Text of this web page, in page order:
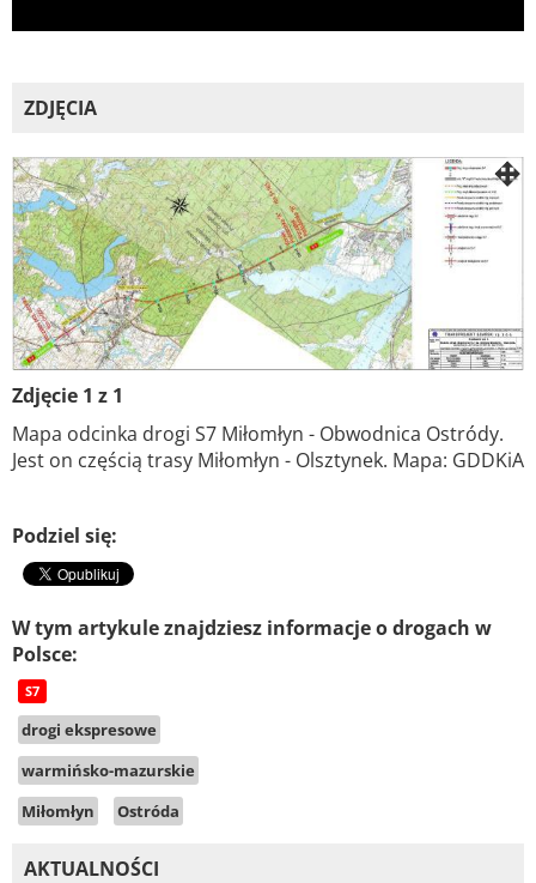
ZDJĘCIA
Zdjęcie 1 z 1
Mapa odcinka drogi S7 Miłomłyn - Obwodnica Ostródy.
Jest on częścią trasy Miłomłyn - Olsztynek. Mapa: GDDKiA
Podziel się:
W tym artykule znajdziesz informacje o drogach w
Polsce:
S7
drogi ekspresowe
warmińsko-mazurskie
Miłomłyn
Ostróda
AKTUALNOŚCI